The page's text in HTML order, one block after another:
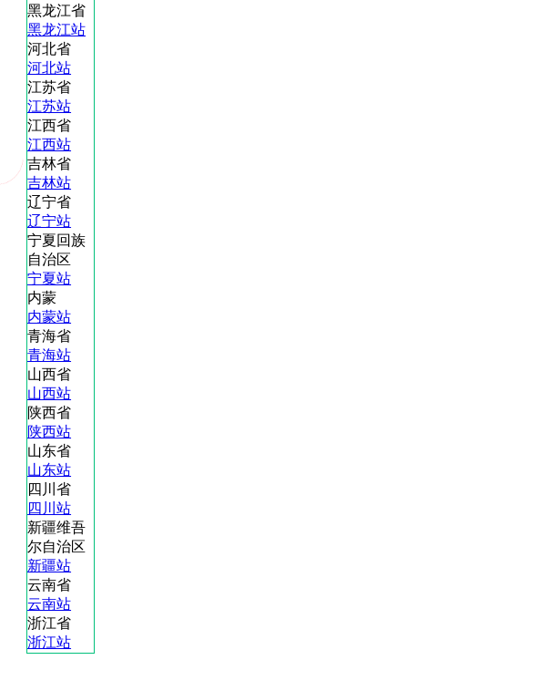
黑龙江省
黑龙江站
河北省
河北站
江苏省
江苏站
江西省
江西站
吉林省
吉林站
辽宁省
辽宁站
宁夏回族
自治区
宁夏站
内蒙
内蒙站
青海省
青海站
山西省
山西站
陕西省
陕西站
山东省
山东站
四川省
四川站
新疆维吾
尔自治区
新疆站
云南省
云南站
浙江省
浙江站